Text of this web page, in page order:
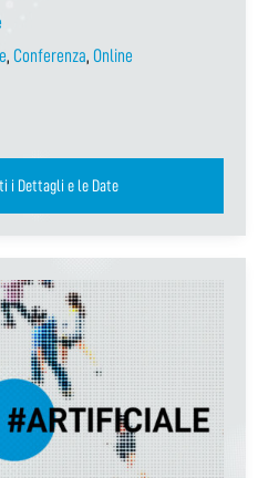
, Conferenza, Online
i Dettagli e le Date